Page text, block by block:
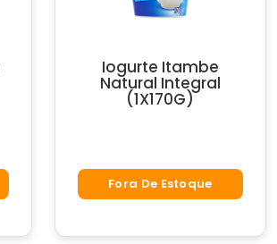
Iogurte Itambe
Natural Integral
(1X170G)
Fora De Estoque